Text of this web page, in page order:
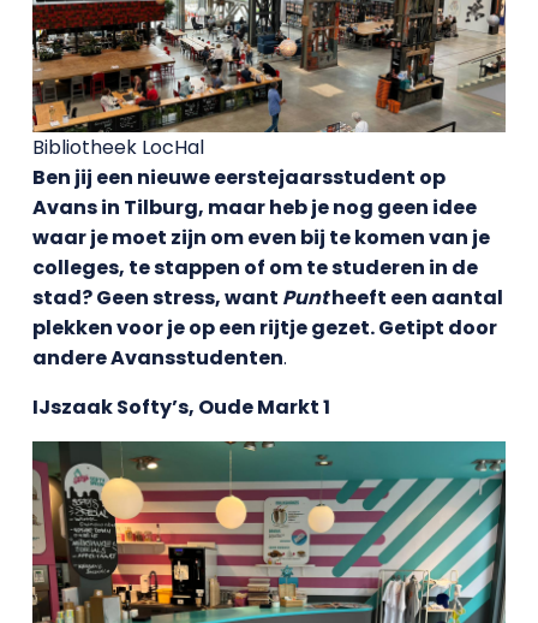
Bibliotheek LocHal
Ben jij een nieuwe eerstejaarsstudent op
Avans in Tilburg, maar heb je nog geen idee
waar je moet zijn om even bij te komen van je
colleges, te stappen of om te studeren in de
stad? Geen stress, want Puntheeft een aantal
plekken voor je op een rijtje gezet. Getipt door
andere Avansstudenten.
IJszaak Softy’s, Oude Markt 1